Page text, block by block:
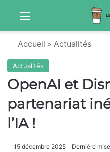
Menu
Accueil > Actualités
Actualités
OpenAI et
partenariat
l’IA !
15 décembre 2025 Dernière